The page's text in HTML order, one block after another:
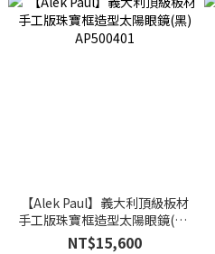
【Alek Paul】義大利頂級板材
手工版珠寶框造型太陽眼鏡(黑)
AP500401
NT$15,600